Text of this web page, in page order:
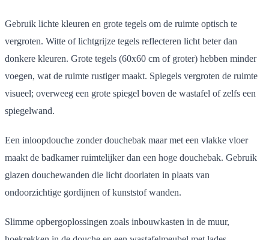
Gebruik lichte kleuren en grote tegels om de ruimte optisch te
vergroten. Witte of lichtgrijze tegels reflecteren licht beter dan
donkere kleuren. Grote tegels (60x60 cm of groter) hebben minder
voegen, wat de ruimte rustiger maakt. Spiegels vergroten de ruimte
visueel; overweeg een grote spiegel boven de wastafel of zelfs een
spiegelwand.
Een inloopdouche zonder douchebak maar met een vlakke vloer
maakt de badkamer ruimtelijker dan een hoge douchebak. Gebruik
glazen douchewanden die licht doorlaten in plaats van
ondoorzichtige gordijnen of kunststof wanden.
Slimme opbergoplossingen zoals inbouwkasten in de muur,